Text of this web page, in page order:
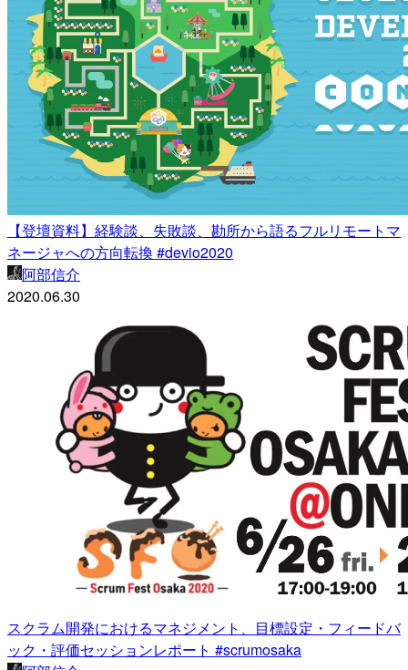
【登壇資料】経験談、失敗談、勘所から語るフルリモートマ
ネージャへの方向転換 #devio2020
阿部信介
2020.06.30
スクラム開発におけるマネジメント、目標設定・フィードバ
ック・評価セッションレポート #scrumosaka